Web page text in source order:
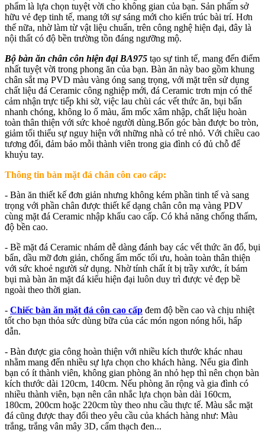
phẩm là lựa chọn tuyệt vời cho không gian của bạn. Sản phẩm sở
hữu vẻ đẹp tinh tế, mang tới sự sáng mới cho kiến trúc bài trí. Hơn
thế nữa, nhờ làm từ vật liệu chuẩn, trên công nghệ hiện đại, đây là
nội thất có độ bền trường tồn đáng ngưỡng mộ.
Bộ bàn ăn chân côn hiện đại BA975 tạo sự tinh tế, mang đến điểm
nhất tuyệt vời trong phong ăn của bạn. Bàn ăn này bao gồm khung
chân sắt mạ PVD màu vàng óng sang trọng, với mặt trên sử dụng
chất liệu đá Ceramic công nghiệp mới, đá Ceramic trơn mịn có thể
cảm nhận trực tiếp khi sờ, việc lau chùi các vết thức ăn, bụi bẩn
nhanh chóng, không lo ố màu, ẩm mốc xâm nhập, chất liệu hoàn
toàn thân thiện với sức khoẻ người dùng.Bốn góc bàn được bo tròn,
giảm tối thiểu sự nguy hiện với những nhà có trẻ nhỏ. Với chiều cao
tương đối, đảm bảo mỗi thành viên trong gia đình có đủ chỗ để
khuỷu tay.
Thông tin bàn mặt đá chân côn cao cấp:
- Bàn ăn thiết kế đơn giản nhưng không kém phần tinh tế và sang
trọng với phần chân được thiết kế dạng chân côn mạ vàng PDV
cùng mặt đá Ceramic nhập khẩu cao cấp. Có khả năng chống thấm,
độ bền cao.
- Bề mặt đá Ceramic nhám dễ dàng đánh bay các vết thức ăn đổ, bụi
bẩn, dầu mỡ đơn giản, chống ẩm mốc tối ưu, hoàn toàn thân thiện
với sức khoẻ người sử dụng. Nhờ tính chất ít bị trầy xước, ít bám
bụi mà bàn ăn mặt đá kiểu hiện đại luôn duy trì được vẻ đẹp bề
ngoài theo thời gian.
- Chiếc bàn ăn mặt đá côn cao cấp đem độ bền cao và chịu nhiệt
tốt cho bạn thỏa sức dùng bữa của các món ngon nóng hổi, hấp
dẫn.
- Bàn được gia công hoàn thiện với nhiều kích thước khác nhau
nhằm mang đến nhiều sự lựa chọn cho khách hàng. Nếu gia đình
bạn có ít thành viên, không gian phòng ăn nhỏ hẹp thì nên chọn bàn
kích thước dài 120cm, 140cm. Nếu phòng ăn rộng và gia đình có
nhiều thành viên, bạn nên cân nhắc lựa chọn bàn dài 160cm,
180cm, 200cm hoặc 220cm tùy theo nhu cầu thực tế. Màu sắc mặt
đá cũng được thay đổi theo yêu cầu của khách hàng như: Màu
trắng, trắng vân mây 3D, cẩm thạch đen...